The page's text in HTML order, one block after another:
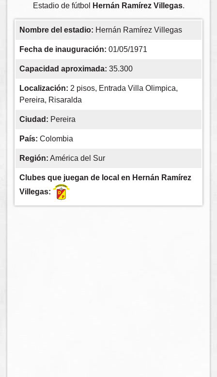
Estadio de fútbol Hernán Ramírez Villegas.
Nombre del estadio: Hernán Ramírez Villegas
Fecha de inauguración: 01/05/1971
Capacidad aproximada: 35.300
Localización: 2 pisos, Entrada Villa Olimpica,
Pereira, Risaralda
Ciudad: Pereira
País: Colombia
Región: América del Sur
Clubes que juegan de local en Hernán Ramírez
Villegas: